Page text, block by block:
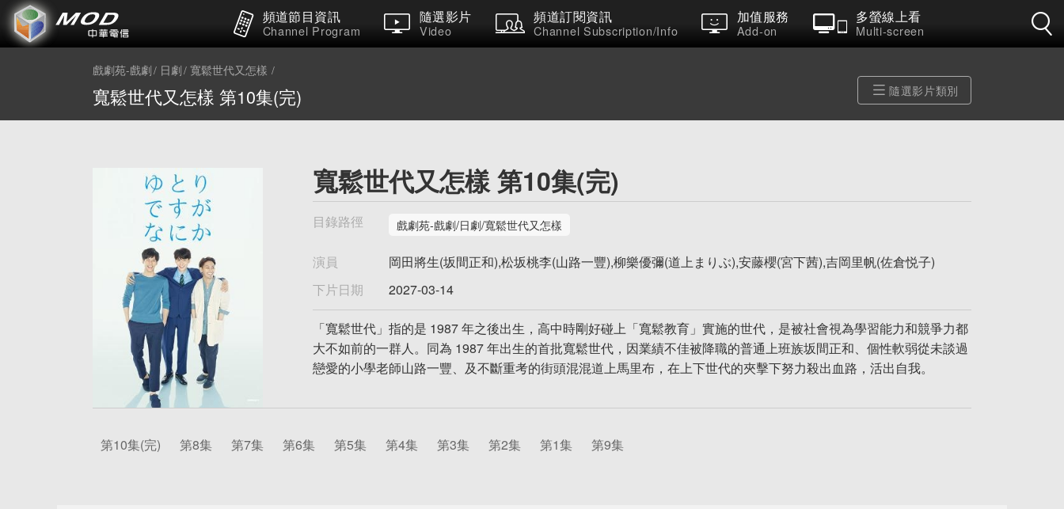
頻道節目資訊
Channel Program
隨選影片
Video
頻道訂閱資訊
Channel Subscription/Info
加值服務
Add-on
多螢線上看
Multi-screen
戲劇苑-戲劇 日劇 寬鬆世代又怎樣
寬鬆世代又怎樣 第10集(完) 隨選影片類別
寬鬆世代又怎樣 第10集(完)
目錄路徑 戲劇苑-戲劇/日劇/寬鬆世代又怎樣
演員
岡田將生(坂間正和),松坂桃李(山路一豐),柳樂優彌(道上まりぶ),安藤櫻(宮下茜),吉岡里帆(佐倉悦子)
下片日期
2027-03-14
「寬鬆世代」指的是 1987 年之後出生，高中時剛好碰上「寬鬆教育」實施的世代，是被社會視為學習能力和競爭力都
大不如前的一群人。同為 1987 年出生的首批寬鬆世代，因業績不佳被降職的普通上班族坂間正和、個性軟弱從未談過
戀愛的小學老師山路一豐、及不斷重考的街頭混混道上馬里布，在上下世代的夾擊下努力殺出血路，活出自我。
第10集(完) 第8集 第7集 第6集 第5集 第4集 第3集 第2集 第1集 第9集